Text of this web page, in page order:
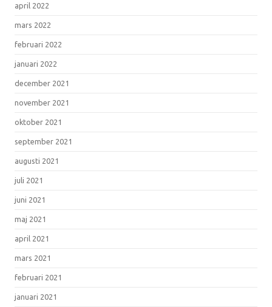
april 2022
mars 2022
februari 2022
januari 2022
december 2021
november 2021
oktober 2021
september 2021
augusti 2021
juli 2021
juni 2021
maj 2021
april 2021
mars 2021
februari 2021
januari 2021